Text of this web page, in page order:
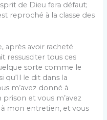
de Dieu fera défaut;
reproché à la classe des
après avoir racheté
ressusciter tous ces
sorte comme le
qu’Il le dit dans la
m’avez donné à
prison et vous m’avez
à mon entretien, et vous